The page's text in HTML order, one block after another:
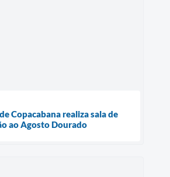
Copacabana realiza sala de
ao Agosto Dourado